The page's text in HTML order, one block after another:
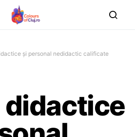
și personal nedidactic calificate
didactice